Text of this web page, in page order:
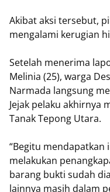
Akibat aksi tersebut,
mengalami kerugian
Setelah menerima
Melinia (25), warga
Narmada langsung
Jejak pelaku akhirnya
Tanak Tepong Utara.
“Begitu
melakukan
barang bukti sudah
lainnya masih dalam